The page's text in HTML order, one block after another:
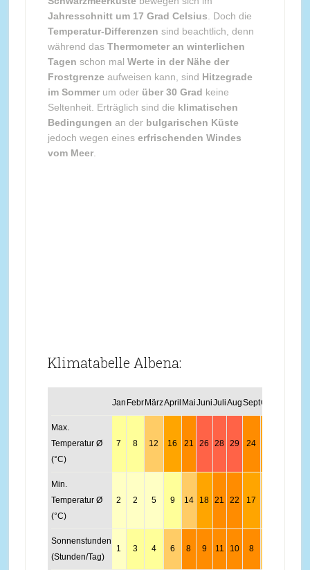
Jahresschnitt um 17 Grad Celsius . Doch die
Temperatur-Differenzen sind beachtlich, denn
während das Thermometer an winterlichen
Tagen schon mal Werte in der Nähe der
Frostgrenze aufweisen kann, sind Hitzegrade
im Sommerum oder über 30 Grad keine
Seltenheit. Erträglich sind die klimatischen
Bedingungen an der bulgarischen Küste
jedoch wegen eines erfrischenden Windes
vom Meer.
Klimatabelle Albena:
Jan Febr MärzApril MaiJuniJuliAugSeptOkt
Max.
Temperatur Ø
(°C)
7 8 12 16 21 26 28 29 24
Min.
Temperatur Ø
(°C)
2 2 5 9 14 18 21 22 17
Sonnenstunden
(Stunden/Tag)
1 3 4 6 8 9 11 10 8